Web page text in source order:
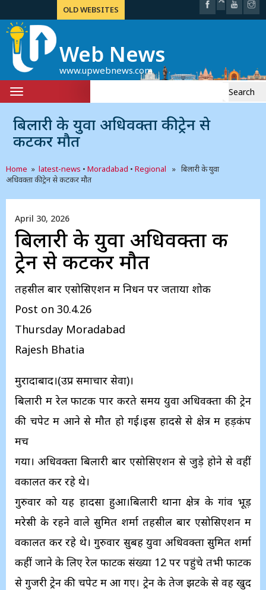
OLD WEBSITES
Web News
www.upwebnews.com
Toggle
navigation
बिलारी के युवा अधिवक्ता की ट्रेन से
कटकर मौत
Home » latest-news • Moradabad • Regional » बिलारी के युवा
अधिवक्ता की ट्रेन से कटकर मौत
April 30, 2026
बिलारी के युवा अधिवक्ता की
ट्रेन से कटकर मौत
तहसील बार एसोसिएशन में निधन पर जताया शोक
Post on 30.4.26
Thursday Moradabad
Rajesh Bhatia
मुरादाबाद।(उप्र समाचार सेवा)।
बिलारी में रेल फाटक पार करते समय युवा अधिवक्ता की ट्रेन
की चपेट में आने से मौत हो गई।इस हादसे से क्षेत्र में हड़कंप
मच
गया। अधिवक्ता बिलारी बार एसोसिएशन से जुड़े होने से वहीं
वकालत कर रहे थे।
गुरुवार को यह हादसा हुआ।बिलारी थाना क्षेत्र के गांव भूड़
मरेसी के रहने वाले सुमित शर्मा तहसील बार एसोसिएशन में
वकालत कर रहे थे। गुरुवार सुबह युवा अधिवक्ता सुमित शर्मा
कहीं जाने के लिए रेल फाटक संख्या 12 पर पहुंचे तभी फाटक
से गुजरी ट्रेन की चपेट में आ गए। ट्रेन के तेज झटके से वह खुद